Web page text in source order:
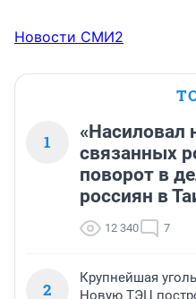
Новости СМИ2
1
«Насиловал
связанных
поворот в
россиян в
12 340 7
2
Крупнейшая
Новую ТЭЦ